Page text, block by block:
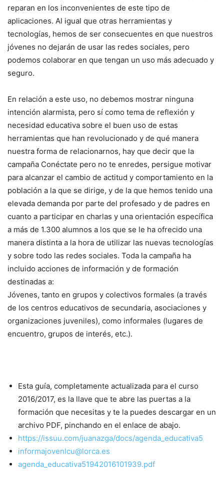
reparan en los inconvenientes de este tipo de
aplicaciones. Al igual que otras herramientas y
tecnologías, hemos de ser consecuentes en que nuestros
jóvenes no dejarán de usar las redes sociales, pero
podemos colaborar en que tengan un uso más adecuado y
seguro.
En relación a este uso, no debemos mostrar ninguna
intención alarmista, pero sí como tema de reflexión y
necesidad educativa sobre el buen uso de estas
herramientas que han revolucionado y de qué manera
nuestra forma de relacionarnos, hay que decir que la
campaña Conéctate pero no te enredes, persigue motivar
para alcanzar el cambio de actitud y comportamiento en la
población a la que se dirige, y de la que hemos tenido una
elevada demanda por parte del profesado y de padres en
cuanto a participar en charlas y una orientación específica
a más de 1.300 alumnos a los que se le ha ofrecido una
manera distinta a la hora de utilizar las nuevas tecnologías
y sobre todo las redes sociales. Toda la campaña ha
incluido acciones de información y de formación
destinadas a:
Jóvenes, tanto en grupos y colectivos formales (a través
de los centros educativos de secundaria, asociaciones y
organizaciones juveniles), como informales (lugares de
encuentro, grupos de interés, etc.).
Esta guía, completamente actualizada para el curso
2016/2017, es la llave que te abre las puertas a la
formación que necesitas y te la puedes descargar en un
archivo PDF, pinchando en el enlace de abajo.
https://issuu.com/juanazga/docs/agenda_educativa5
informajovenlcu@lorca.es
agenda_educativa51942016101939.pdf